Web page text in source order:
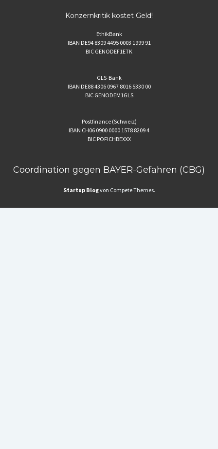
Konzernkritik kostet Geld!
EthikBank
IBAN DE94 8309 4495 0003 1999 91
BIC GENODEF1ETK
GLS-Bank
IBAN DE88 4306 0967 8016 5330 00
BIC GENODEM1GLS
Postfinance (Schweiz)
IBAN CH06 0900 0000 1578 8209 4
BIC POFICHBEXXX
Coordination gegen BAYER-Gefahren (CBG)
Startup Blogvon Compete Themes.